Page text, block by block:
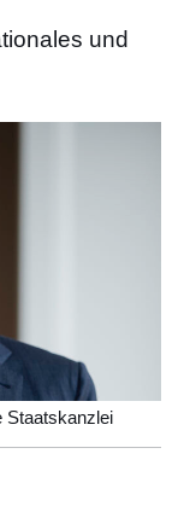
und
Staatskanzlei